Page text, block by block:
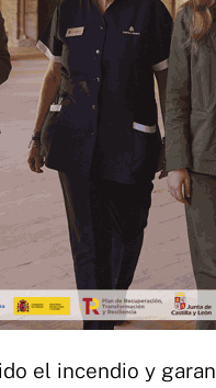
el incendio y